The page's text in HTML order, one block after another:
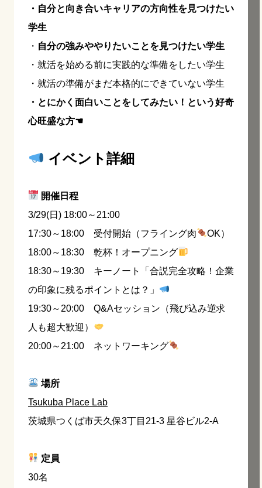
・自分と向き合いキャリアの方向性を見つけたい
学生
・ 自分の強みややりたいことを見つけたい学生
・就活を始める前に実践的な準備をしたい学生
・就活の準備がまだ本格的にできていない学生
・とにかく面白いことをしてみたい！という好奇
心旺盛な方☚
イベント詳細
開催日程
3/29(日) 18:00～21:00
17:30～18:00 受付開始（フライング肉
OK）
18:00～18:30 乾杯！オープニング
18:30～19:30 キーノート「合説完全攻略！企業
の印象に残るポイントとは？」
19:30～20:00 Q&Aセッション（飛び込み逆求
人も超大歓迎）
20:00～21:00 ネットワーキング
場所
Tsukuba Place Lab
茨城県つくば市天久保3丁目21-3 星谷ビル2-A
定員
30名